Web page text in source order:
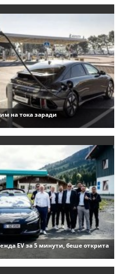
на тока заради
EV за 5 минути, беше открита